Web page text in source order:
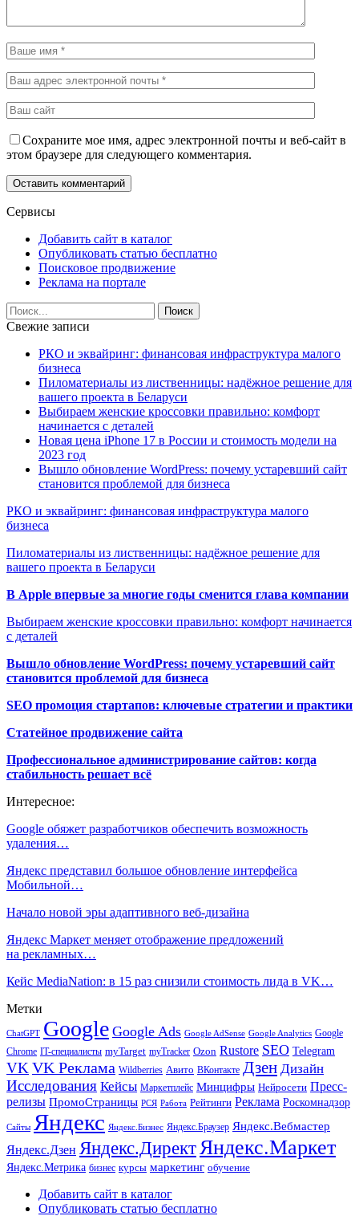
Сохраните мое имя, адрес электронной почты и веб-сайт в
этом браузере для следующего комментария.
Сервисы
Добавить сайт в каталог
Опубликовать статью бесплатно
Поисковое продвижение
Реклама на портале
Свежие записи
РКО и эквайринг: финансовая инфраструктура малого
бизнеса
Пиломатериалы из лиственницы: надёжное решение для
вашего проекта в Беларуси
Выбираем женские кроссовки правильно: комфорт
начинается с деталей
Новая цена iPhone 17 в России и стоимость модели на
2023 год
Вышло обновление WordPress: почему устаревший сайт
становится проблемой для бизнеса
РКО и эквайринг: финансовая инфраструктура малого
бизнеса
Пиломатериалы из лиственницы: надёжное решение для
вашего проекта в Беларуси
В Apple впервые за многие годы сменится глава компании
Выбираем женские кроссовки правильно: комфорт начинается
с деталей
Вышло обновление WordPress: почему устаревший сайт
становится проблемой для бизнеса
SEO промоция стартапов: ключевые стратегии и практики
Статейное продвижение сайта
Профессиональное администрирование сайтов: когда
стабильность решает всё
Интересное:
Google обяжет разработчиков обеспечить возможность
удаления…
Яндекс представил большое обновление интерфейса
Мобильной…
Начало новой эры адаптивного веб-дизайна
Яндекс Маркет меняет отображение предложений
на рекламных…
Кейс MediaNation: в 15 раз снизили стоимость лида в VK…
Метки
ChatGPT Google Google Ads Google AdSense Google Analytics Google
Chrome IT-специалисты myTarget myTracker Ozon Rustore SEO Telegram
VK VK Реклама Wildberries Авито ВКонтакте Дзен Дизайн
Исследования Кейсы Маркетплейс Минцифры Нейросети Пресс-
релизы ПромоСтраницы РСЯ Работа Рейтинги Реклама Роскомнадзор
Сайты Яндекс Яндекс.Бизнес Яндекс.Браузер Яндекс.Вебмастер
Яндекс.Дзен Яндекс.ДиректЯндекс.Маркет
Яндекс.Метрика бизнес курсы маркетинг обучение
Добавить сайт в каталог
Опубликовать статью бесплатно